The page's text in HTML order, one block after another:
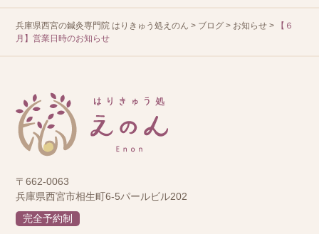
兵庫県西宮の鍼灸専門院 はりきゅう処えのん > ブログ > お知らせ >
【６
月】営業日時のお知らせ
〒662-0063
兵庫県西宮市相生町6-5パールビル202
完全予約制